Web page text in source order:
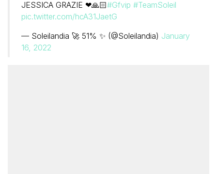
JESSICA GRAZIE ❤🙏🏻#Gfvip #TeamSoleil
pic.twitter.com/hcA31JaetG
— Soleilandia 🚀 51% ✨ (@Soleilandia) January
16, 2022